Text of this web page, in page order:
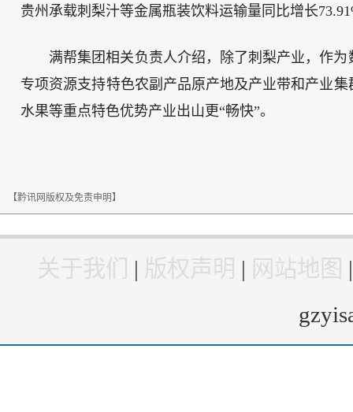
贵州承载刺梨汁等金属瓶装饮料运输量同比增长
满帮集团相关负责人介绍，除了刺梨产业，作
专项资源支持特色农副产品原产地及产业带和产业
水果等重点特色优势产业出山更“畅快”。
【黔讯网版权及免责申明】
关于我们 | 版权声明 | 网站地图